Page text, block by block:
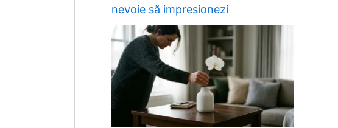
nevoie să impresionezi